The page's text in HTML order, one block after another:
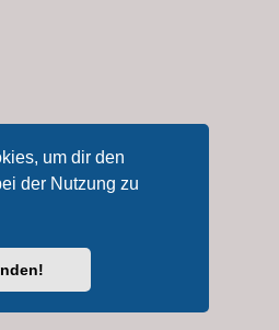
um dir den
der Nutzung zu